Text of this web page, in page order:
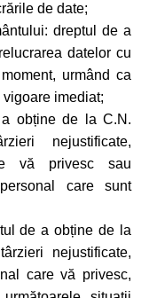
de date;
dreptul de a
datelor cu
urmând ca
imediat;
obține de la C.N.
nejustificate,
vă privesc sau
care sunt
de a obține de la
nejustificate,
care vă privesc,